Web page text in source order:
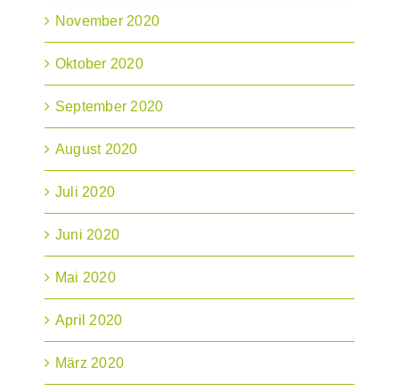
November 2020
Oktober 2020
September 2020
August 2020
Juli 2020
Juni 2020
Mai 2020
April 2020
März 2020